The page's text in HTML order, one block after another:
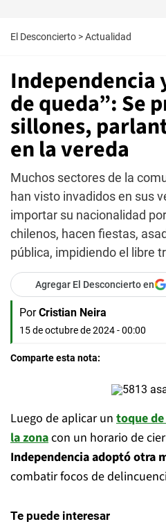
El Desconcierto >Actualidad
Independencia
de queda”: Se
sillones,
en la vereda
Muchos sectores de la
han visto invadidos en sus
importar su nacionalidad
chilenos, hacen fiestas,
pública, impidiendo el libre
Agregar El Desconcierto en
Por Cristian Neira
15 de octubre de 2024 - 00:00
Comparte esta nota:
Luego de aplicar un toque
la zonacon un horario de
Independencia adoptó otra
combatir focos de
Te puede interesar